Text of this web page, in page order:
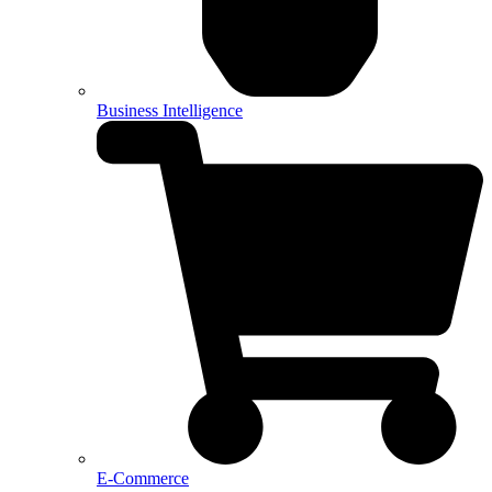
Business Intelligence
E-Commerce